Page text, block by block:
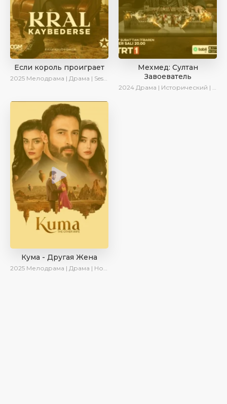
Если король проиграет
2025 Мелодрама | Драма | SesDizi | Ирина Котова | AlisaDirilis | Turok1990 | Новинки | Сериалы 2025
Мехмед: Султан
Завоеватель
2024 Драма | Исторический | AlisaDirilis | Сериалы 2024
Кума - Другая Жена
2025 Мелодрама | Драма | Новинки | Сериалы 2025